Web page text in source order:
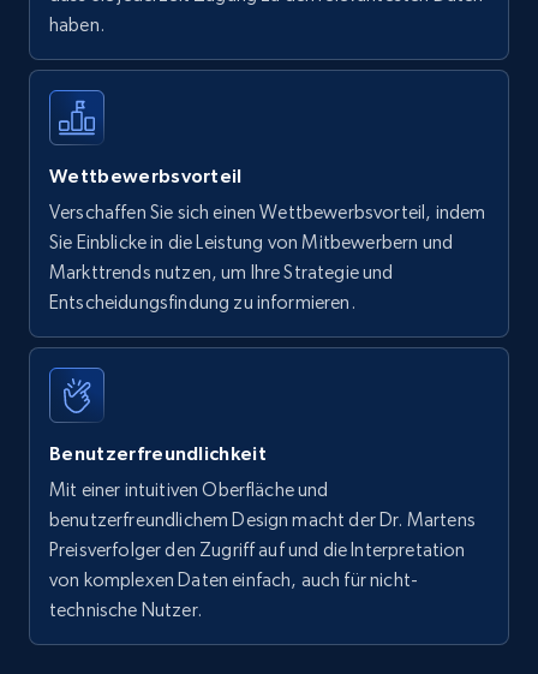
haben.
Wettbewerbsvorteil
Verschaffen Sie sich einen Wettbewerbsvorteil, indem
Sie Einblicke in die Leistung von Mitbewerbern und
Markttrends nutzen, um Ihre Strategie und
Entscheidungsfindung zu informieren.
Benutzerfreundlichkeit
Mit einer intuitiven Oberfläche und
benutzerfreundlichem Design macht der Dr. Martens
Preisverfolger den Zugriff auf und die Interpretation
von komplexen Daten einfach, auch für nicht-
technische Nutzer.